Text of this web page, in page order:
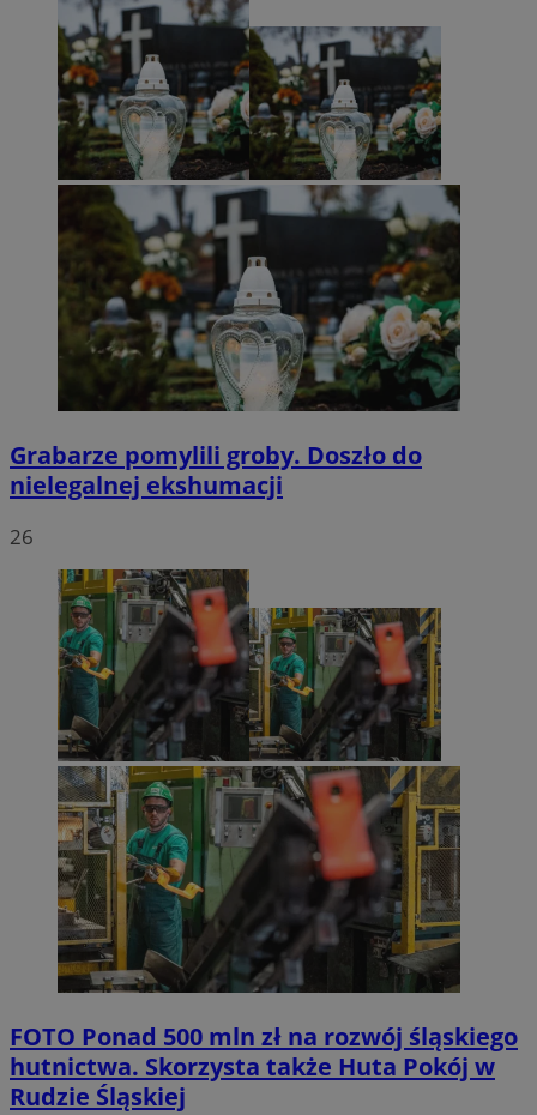
Grabarze pomylili groby. Doszło do
nielegalnej ekshumacji
26
FOTO Ponad 500 mln zł na rozwój śląskiego
hutnictwa. Skorzysta także Huta Pokój w
Rudzie Śląskiej